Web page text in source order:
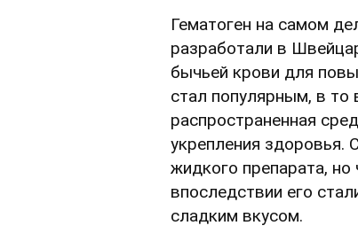
Гематоген на самом
разработали в
бычьей крови для
стал популярным, в то
распространенная
укрепления здоровья.
жидкого препарата, но
впоследствии его
сладким вкусом.